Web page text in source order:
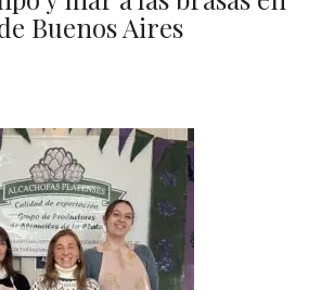
Buenos Aires